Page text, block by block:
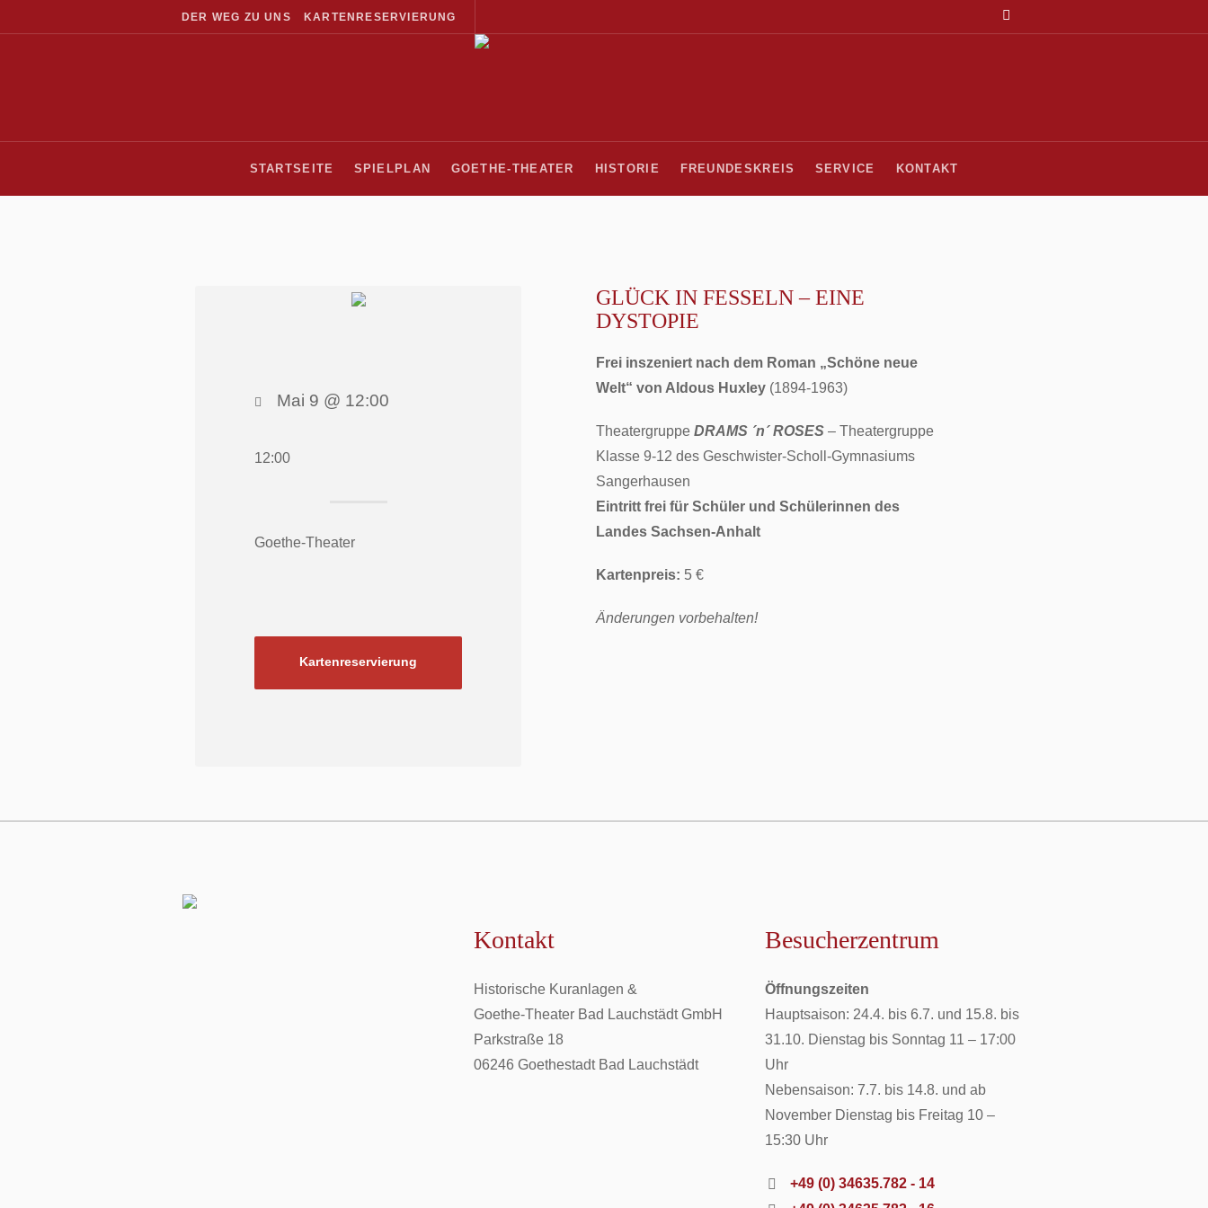
DER WEG ZU UNS KARTENRESERVIERUNG
STARTSEITE SPIELPLAN GOETHE-THEATER HISTORIE FREUNDESKREIS SERVICE KONTAKT
GLÜCK IN FESSELN – EINE
DYSTOPIE
Frei inszeniert nach dem Roman „Schöne neue
Welt“ von Aldous Huxley (1894-1963)
TheatergruppeDRAMS ´n´ ROSES – Theatergruppe
Klasse 9-12 des Geschwister-Scholl-Gymnasiums
Sangerhausen
Eintritt frei für Schüler und Schülerinnen des
Landes Sachsen-Anhalt
Kartenpreis: 5 €
Änderungen vorbehalten!
Mai 9 @ 12:00
12:00
Goethe-Theater
Kartenreservierung
Kontakt
Historische Kuranlagen &
Goethe-Theater Bad Lauchstädt GmbH
Parkstraße 18
06246 Goethestadt Bad Lauchstädt
Besucherzentrum
Öffnungszeiten
Hauptsaison: 24.4. bis 6.7. und 15.8. bis
31.10. Dienstag bis Sonntag 11 – 17:00
Uhr
Nebensaison: 7.7. bis 14.8. und ab
November Dienstag bis Freitag 10 –
15:30 Uhr
+49 (0) 34635.782 - 14